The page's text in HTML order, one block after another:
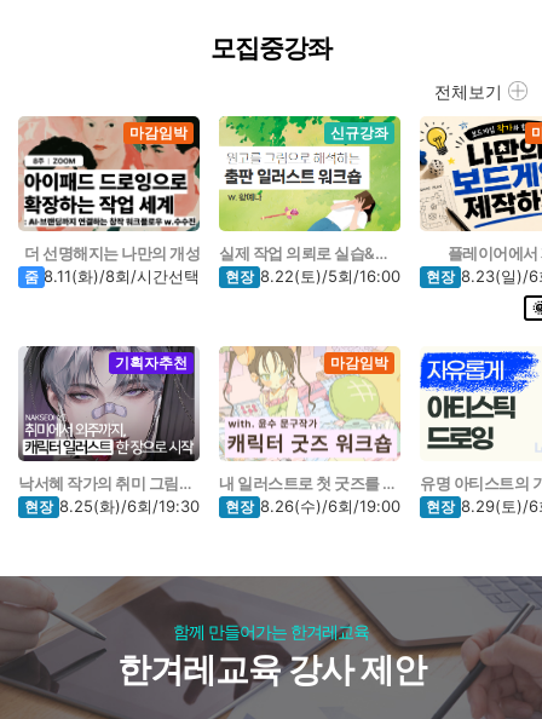
모집중강좌
전체보기
마감임박
줌
더 선명해지는 나만의 개성
8.11(화)/8회/시간선택
기획자추천
현장
낙서혜 작가의 취미 그림에서 외주까지
8.25(화)/6회/19:30
신규강좌
현장
실제 작업 의뢰로 실습&피드백
8.22(토)/5회/16:00
마감임박
현장
내 일러스트로 첫 굿즈를 ˶ᵔ ᵕ ᵔ˶
8.26(수)/6회/19:00
현장
플레이어에
8.23(일)/6
현장 8.29(토)/6
함께 만들어가는 한겨레교육
한겨레교육 강사 제안